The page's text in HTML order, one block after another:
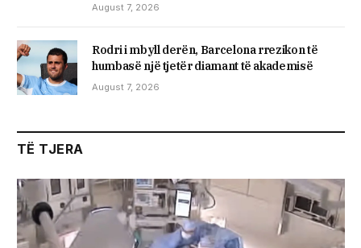
August 7, 2026
Rodri i mbyll derën, Barcelona rrezikon të
humbasë një tjetër diamant të akademisë
August 7, 2026
TË TJERA